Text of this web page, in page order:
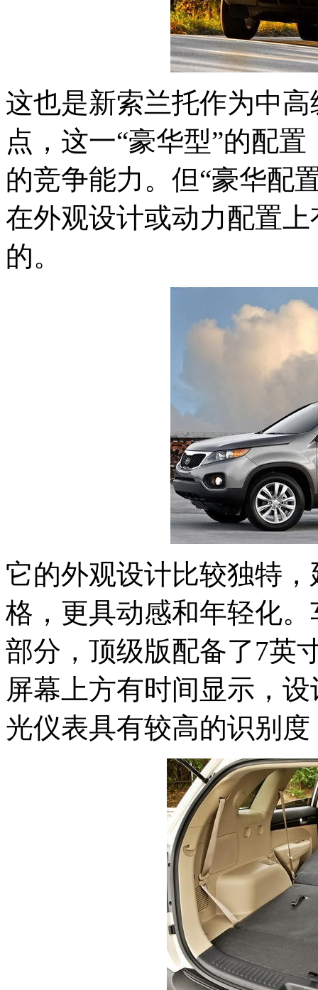
这也是新索兰托作为中
点，这一“豪华型”的配
的竞争能力。但“豪华配
在外观设计或动力配置
的。
它的外观设计比较独特，
格，更具动感和年轻化
部分，顶级版配备了7英
屏幕上方有时间显示，
光仪表具有较高的识别